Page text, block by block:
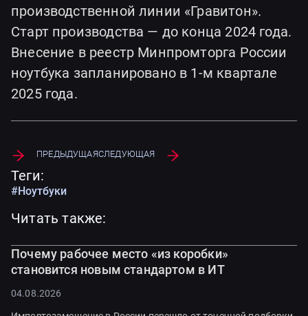
производственной линии «Гравитон».
Старт производства — до конца 2024 года.
Внесение в реестр Минпромторга России
ноутбука запланировано в 1-м квартале
2025 года.
ПредыдущаяСледующая
Теги:
#Ноутбуки
Читать также:
Почему рабочее место «из коробки»
становится новым стандартом в ИТ
04.08.2026